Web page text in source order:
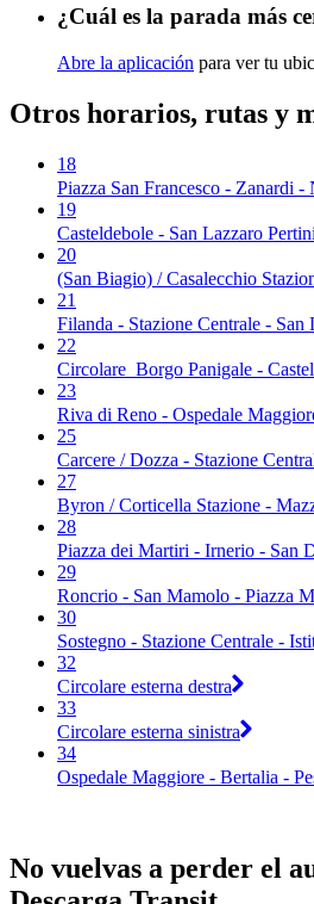
¿Cuál es la parada más
Abre la aplicación para ver tu
Otros horarios, rutas y
18
Piazza San Francesco - Zanardi
19
Casteldebole - San Lazzaro
20
(San Biagio) / Casalecchio
21
Filanda - Stazione Centrale -
22
Circolare_Borgo Panigale -
23
Riva di Reno - Ospedale
25
Carcere / Dozza - Stazione
27
Byron / Corticella Stazione -
28
Piazza dei Martiri - Irnerio - San
29
Roncrio - San Mamolo - Piazza
30
Sostegno - Stazione Centrale -
32
Circolare esterna destra
33
Circolare esterna sinistra
34
Ospedale Maggiore - Bertalia -
No vuelvas a perder el